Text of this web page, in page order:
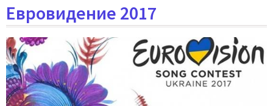
Евровидение 2017